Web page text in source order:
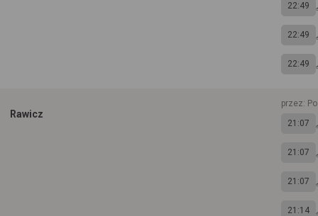
22:49
22:49
22:49
Rawicz
przez:
21:07
21:07
21:07
21:14